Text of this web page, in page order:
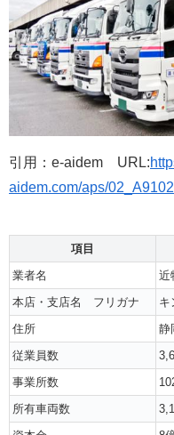
引用：e-aidem URL:
aidem.com/aps/
項目
業者名
近
本店・支店名 フリガナ
キ
住所
静
従業員数
事業所数
所有車両数